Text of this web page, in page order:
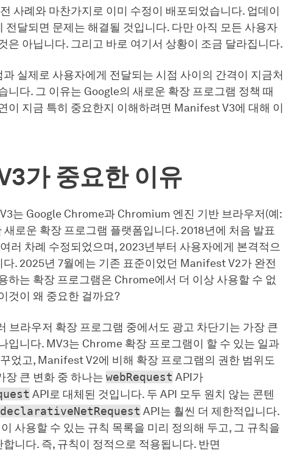
사례와 마찬가지로 이미 수정이 배포되었습니다. 업데이
전달되면 문제는 해결될 것입니다. 다만 아직 모든 사용자
은 아닙니다. 그리고 바로 여기서 상황이 조금 달라집니다.
실제로 사용자에게 전달되는 시점 사이의 간격이 지금처
니다. 그 이유는 Google의 새로운 확장 프로그램 정책 때
이 지금 특히 중요한지 이해하려면 Manifest V3에 대해 이
가 중요한 이유
는 Google Chrome과 Chromium 엔진 기반 브라우저(예:
새로운 확장 프로그램 플랫폼입니다. 2018년에 처음 발표
러 차례 수정되었으며, 2023년부터 사용자에게 본격적으
. 2025년 7월에는 기존 표준이었던 Manifest V2가 완전
하는 확장 프로그램은 Chrome에서 더 이상 사용할 수 없
것이 왜 중요한 걸까요?
브라우저 확장 프로그램 중에서도 광고 차단기는 가장 큰
입니다. MV3는 Chrome 확장 프로그램이 할 수 있는 일과
었고, Manifest V2에 비해 확장 프로그램의 권한 범위도
장 큰 변화 중 하나는 webRequest API가
API로 대체된 것입니다. 두 API 모두 원치 않는 콘텐
declarativeNetRequest API는 훨씬 더 제한적입니다.
사용할 수 있는 규칙 목록을 미리 정의해 두고, 그 규칙을
니다. 즉, 규칙이 정적으로 적용됩니다. 반면